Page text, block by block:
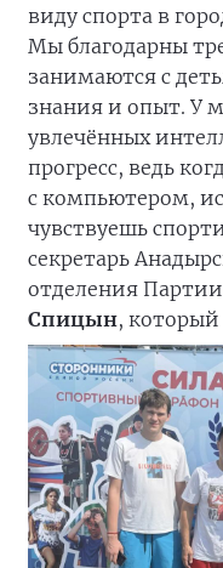
виду спорта в
Мы благодарны
занимаются с
знания и опыт. У
увлечённых
прогресс, ведь
с компьютером,
чувствуешь
секретарь
отделения
Спицын, который